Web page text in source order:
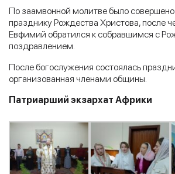
По заамвонной молитве было
празднику Рождества Христова, после
Евфимий обратился к собравшимся с
поздравлением.
После богослужения состоялась
организованная членами общины.
Патриарший экзархат Африки